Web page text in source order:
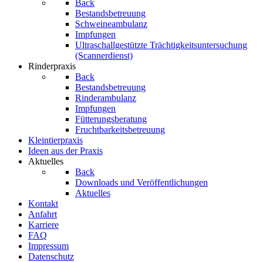
Back
Bestandsbetreuung
Schweineambulanz
Impfungen
Ultraschallgestützte Trächtigkeitsuntersuchung
(Scannerdienst)
Rinderpraxis
Back
Bestandsbetreuung
Rinderambulanz
Impfungen
Fütterungsberatung
Fruchtbarkeitsbetreuung
Kleintierpraxis
Ideen aus der Praxis
Aktuelles
Back
Downloads und Veröffentlichungen
Aktuelles
Kontakt
Anfahrt
Karriere
FAQ
Impressum
Datenschutz